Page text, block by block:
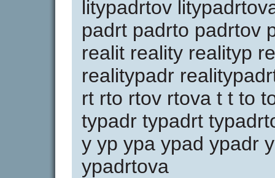
litypadrtov
padrt padrto padrtov
realit reality realityp
realitypadr
rt rto rtov rtova t t to
typadr typadrt
y yp ypa ypad ypadr
ypadrtova